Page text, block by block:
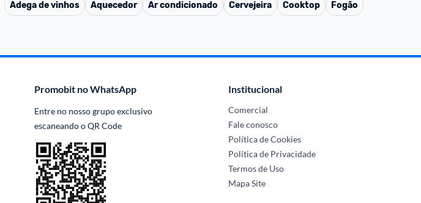
Adega de vinhos Aquecedor Ar condicionado Cervejeira Cooktop Fogão
Promobit no WhatsApp
Entre no nosso grupo exclusivo
escaneando o QR Code
Institucional
Comercial
Fale conosco
Política de Cookies
Política de Privacidade
Termos de Uso
Mapa Site